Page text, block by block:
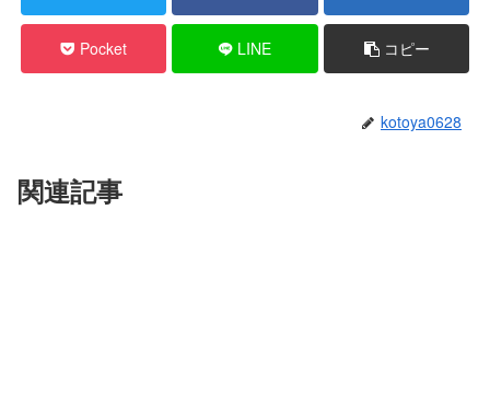
Pocket LINE コピー
kotoya0628
関連記事